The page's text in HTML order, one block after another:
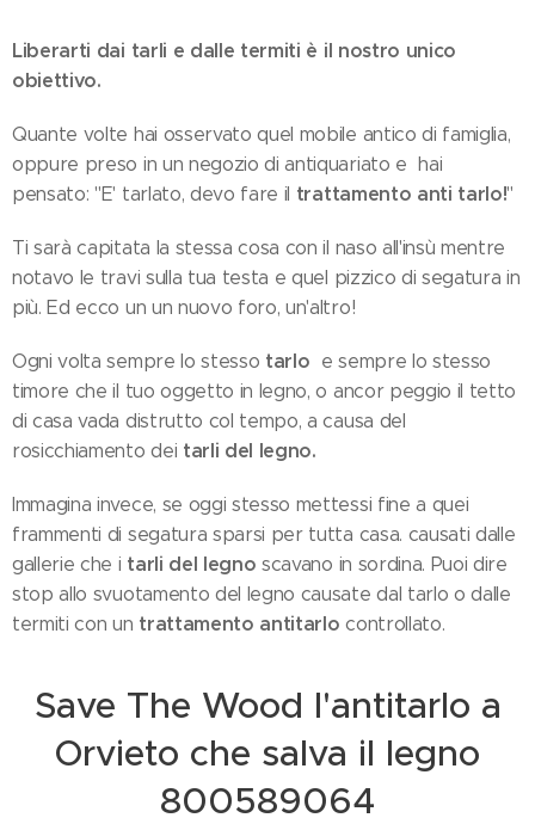
Liberarti dai tarli e dalle termiti è il nostro unico
obiettivo.
Quante volte hai osservato quel mobile antico di famiglia,
oppure preso in un negozio di antiquariato e hai
pensato: "E' tarlato, devo fare il trattamento anti tarlo!"
Ti sarà capitata la stessa cosa con il naso all'insù mentre
notavo le travi sulla tua testa e quel pizzico di segatura in
più. Ed ecco un un nuovo foro, un'altro!
Ogni volta sempre lo stesso tarlo e sempre lo stesso
timore che il tuo oggetto in legno, o ancor peggio il tetto
di casa vada distrutto col tempo, a causa del
rosicchiamento dei tarli del legno.
Immagina invece, se oggi stesso mettessi fine a quei
frammenti di segatura sparsi per tutta casa. causati dalle
gallerie che i tarli del legno scavano in sordina. Puoi dire
stop allo svuotamento del legno causate dal tarlo o dalle
termiti con un trattamento antitarlo controllato.
Save The Wood l'antitarlo a
Orvieto che salva il legno
800589064